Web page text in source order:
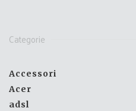
Categorie
Accessori
Acer
adsl